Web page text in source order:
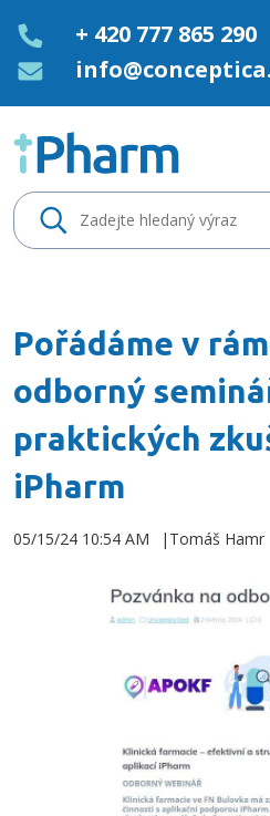
+ 420 777 865 290
Pořádáme v
odborný
praktických
iPharm
05/15/24 10:54 AM Tomáš Hamr